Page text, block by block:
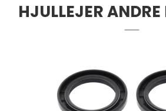
HJULLEJER ANDRE